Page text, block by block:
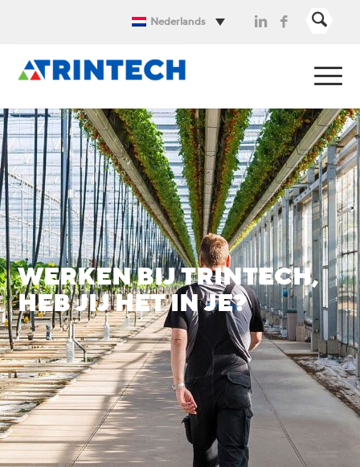
Nederlands
WERKEN BIJ TRINTECH,
HEB JIJ HET IN JE?